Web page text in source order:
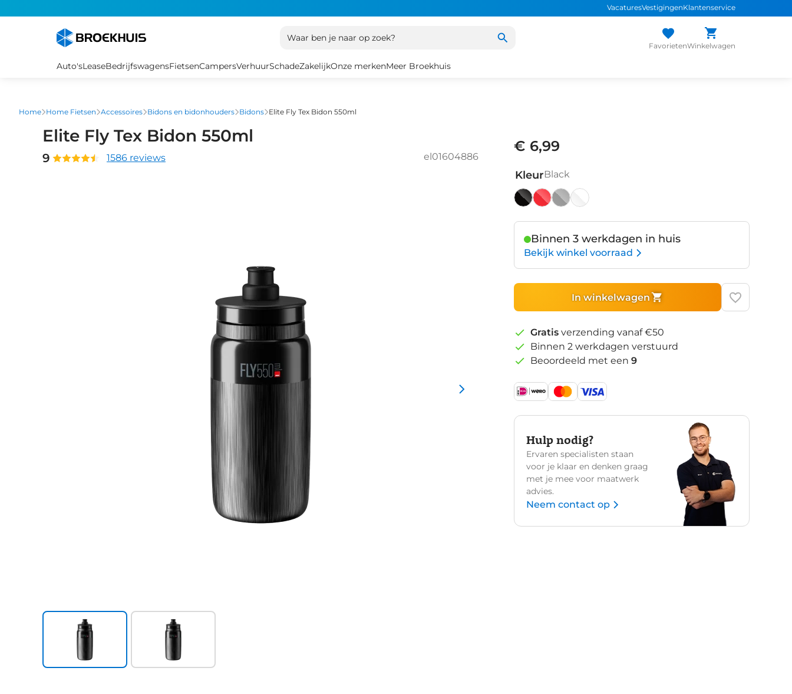
VacaturesVestigingenKlantenservice
Waar ben je naar op zoek?
FavorietenWinkelwagen
Auto'sLeaseBedrijfswagensFietsenCampersVerhuurSchadeZakelijkOnze merkenMeer Broekhuis
Home Home Fietsen Accessoires Bidons en bidonhouders Bidons Elite Fly Tex Bidon 550ml
Elite Fly Tex Bidon 550ml
9 1586 reviews el01604886
€ 6,99
KleurBlack
Binnen 3 werkdagen in huis
Bekijk winkel voorraad
In winkelwagen
Gratis verzending vanaf €50
Binnen 2 werkdagen verstuurd
Beoordeeld met een 9
Hulp nodig?
Ervaren specialisten staan
voor je klaar en denken graag
met je mee voor maatwerk
advies.
Neem contact op